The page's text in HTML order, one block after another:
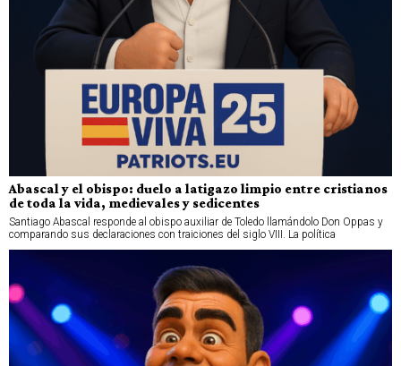
Abascal y el obispo: duelo a latigazo limpio entre cristianos
de toda la vida, medievales y sedicentes
Santiago Abascal responde al obispo auxiliar de Toledo llamándolo Don Oppas y
comparando sus declaraciones con traiciones del siglo VIII. La política